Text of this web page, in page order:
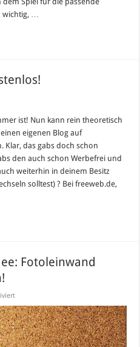
wichtig, …
ist! Nun kann rein theoretisch
eigenen Blog auf
Klar, das gabs doch schon
den auch schon Werbefrei und
weiterhin in deinem Besitz
solltest) ? Bei freeweb.de,
Fotoleinwand
für
Geschenkidee:
Fotoleinwand
online
drucken
lassen!